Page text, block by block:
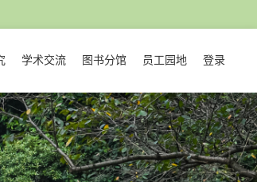
学术交流 图书分馆 员工园地 登录